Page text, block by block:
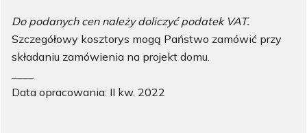
Do podanych cen należy doliczyć podatek VAT.
Szczegółowy kosztorys mogą Państwo zamówić przy
składaniu zamówienia na projekt domu.
Data opracowania: II kw. 2022